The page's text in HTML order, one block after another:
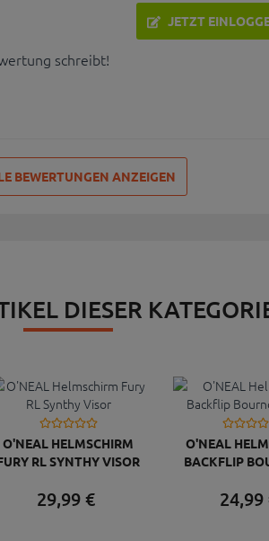
schreibt!
JETZT
BEWERTUNGEN ANZEIGEN
DIESER
O'NEAL HELMSCHIRM
RL SYNTHY VISOR
29,99€
O'NEAL
BACKFLIP
24,99